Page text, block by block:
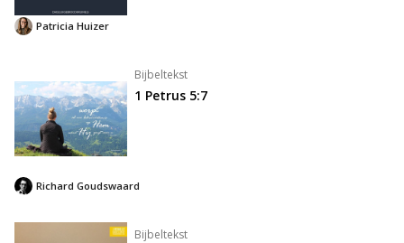
Patricia Huizer
Bijbeltekst
1 Petrus 5:7
Richard Goudswaard
Bijbeltekst